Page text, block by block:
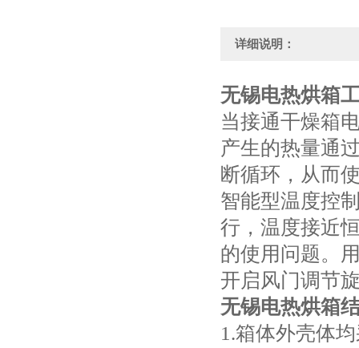
详细说明：
无锡电热烘箱
当接通干燥箱
产生的热量通
断循环，从而
智能型温度控
行，温度接近
的使用问题。
开启风门调节
无锡电热烘箱
1.箱体外壳体